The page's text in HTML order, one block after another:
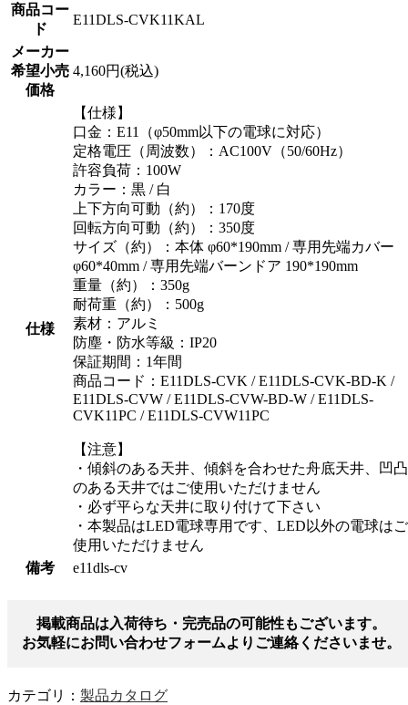
商品コー
ド
E11DLS-CVK11KAL
メーカー
希望小売
価格
4,160円(税込)
仕様
【仕様】
口金：E11（φ50mm以下の電球に対応）
定格電圧（周波数）：AC100V（50/60Hz）
許容負荷：100W
カラー：黒 / 白
上下方向可動（約）：170度
回転方向可動（約）：350度
サイズ（約）：本体 φ60*190mm / 専用先端カバー
φ60*40mm / 専用先端バーンドア 190*190mm
重量（約）：350g
耐荷重（約）：500g
素材：アルミ
防塵・防水等級：IP20
保証期間：1年間
商品コード：E11DLS-CVK / E11DLS-CVK-BD-K /
E11DLS-CVW / E11DLS-CVW-BD-W / E11DLS-
CVK11PC / E11DLS-CVW11PC
【注意】
・傾斜のある天井、傾斜を合わせた舟底天井、凹凸
のある天井ではご使用いただけません
・必ず平らな天井に取り付けて下さい
・本製品はLED電球専用です、LED以外の電球はご
使用いただけません
備考
e11dls-cv
掲載商品は入荷待ち・完売品の可能性もございます。
お気軽にお問い合わせフォームよりご連絡くださいませ。
カテゴリ： 製品カタログ